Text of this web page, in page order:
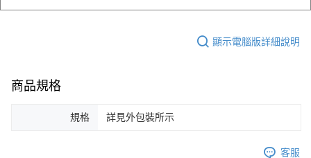
顯示電腦版詳細說明
商品規格
規格 詳見外包裝所示
客服